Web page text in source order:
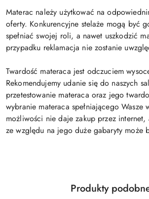
Materac należy użytkować na
oferty. Konkurencyjne stelaże mogą być
spełniać swojej roli, a nawet uszkodzić
przypadku reklamacja nie zostanie
Twardość materaca jest odczuciem
Rekomendujemy udanie się do naszych
przetestowanie materaca oraz jego
wybranie materaca spełniającego Wasze
możliwości nie daje zakup przez internet,
ze względu na jego duże gabaryty może
Pomiń karuzelę produktów
Produkty
Produkty